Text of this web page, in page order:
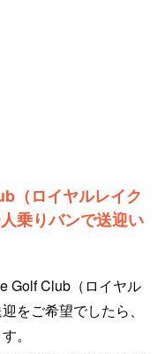
（ロイヤルレイク
乗りバンで送迎い
Golf Club（ロイヤル
をご希望でしたら、
。